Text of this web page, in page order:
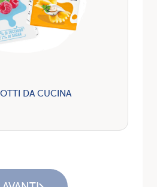
DA CUCINA